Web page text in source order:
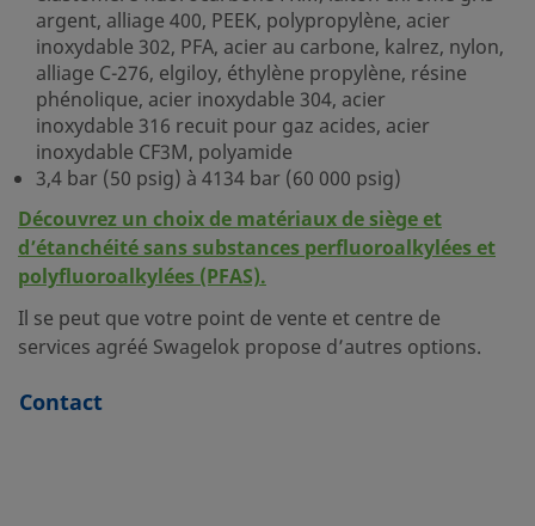
argent, alliage 400, PEEK, polypropylène, acier
inoxydable 302, PFA, acier au carbone, kalrez, nylon,
alliage C-276, elgiloy, éthylène propylène, résine
phénolique, acier inoxydable 304, acier
inoxydable 316 recuit pour gaz acides, acier
inoxydable CF3M, polyamide
3,4 bar (50 psig) à 4134 bar (60 000 psig)
Découvrez un choix de matériaux de siège et
d’étanchéité sans substances perfluoroalkylées et
polyfluoroalkylées (PFAS).
Il se peut que votre point de vente et centre de
services agréé Swagelok propose d’autres options.
Contact